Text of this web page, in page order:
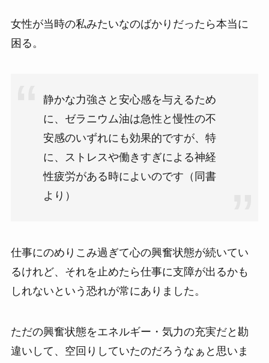
女性が当時の私みたいなのばかりだったら本当に
困る。
静かな力強さと安心感を与えるため
に、ゼラニウム油は急性と慢性の不
安感のいずれにも効果的ですが、特
に、ストレスや働きすぎによる神経
性疲労がある時によいのです（同書
より）
仕事にのめりこみ過ぎて心の興奮状態が続いてい
るけれど、それを止めたら仕事に支障が出るかも
しれないという恐れが常にありました。
ただの興奮状態をエネルギー・気力の充実だと勘
違いして、空回りしていたのだろうなぁと思いま